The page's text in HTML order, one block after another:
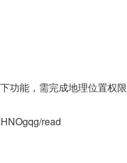
能，需完成地理位置权限
read